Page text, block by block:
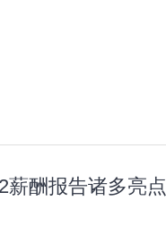
薪酬报告诸多亮点